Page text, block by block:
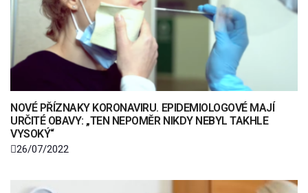
NOVÉ PŘÍZNAKY KORONAVIRU. EPIDEMIOLOGOVÉ MAJÍ
URČITÉ OBAVY: „TEN NEPOMĚR NIKDY NEBYL TAKHLE
VYSOKÝ“
26/07/2022